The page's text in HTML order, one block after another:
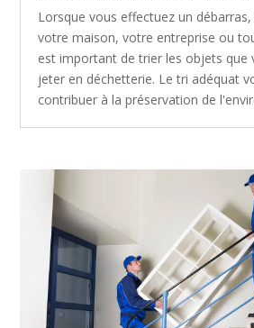
Lorsque vous effectuez un
votre maison, votre entreprise ou
est important de trier les objets que
jeter en déchetterie. Le tri adéquat
contribuer à la préservation de